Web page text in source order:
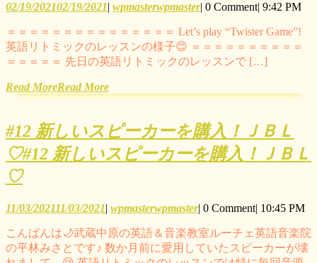
02/19/202102/19/2021| wpmasterwpmaster| 0 Comment| 9:42 PM
＝＝＝＝＝＝＝＝＝＝＝＝＝＝＝ Let’s play “Twister Game”!
英語リトミックのレッスンの様子😊 ＝＝＝＝＝＝＝＝＝＝
＝＝＝＝＝ 先日の英語リトミックのレッスンで […]
Read MoreRead More
#12 新しいスピーカーを購入！ＪＢＬ
♡#12 新しいスピーカーを購入！ＪＢＬ
♡
11/03/202111/03/2021| wpmasterwpmaster| 0 Comment| 10:45 PM
こんばんは🌙武蔵中原の英語＆音楽教室ルーチェ英語音楽院
の平林みさとです♪ 数か月前に愛用していたスピーカーが壊